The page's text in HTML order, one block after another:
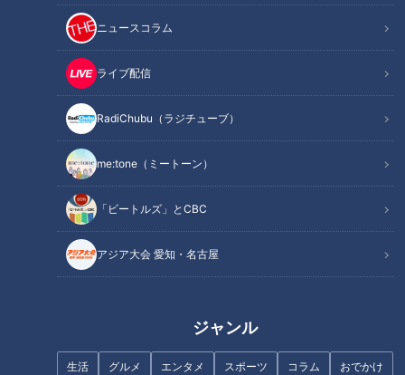
ニュースコラム
ライブ配信
RadiChubu（ラジチューブ）
me:tone（ミートーン）
「ビートルズ」とCBC
アジア大会 愛知・名古屋
ジャンル
生活 グルメ エンタメ スポーツ コラム おでかけ
フランス人は菓子店「シャトレ
ーゼ」の店名に顔を赤らめる？
まるでウォータースライダー！
近鉄特急「ひのとり」展望席最
「奥琵琶湖パークウェイ」がで
きるまで孤立…“独自の法律”を
作った集落「菅浦」を深掘り
「糖尿病」夏の食生活に注
意！…血糖値スパイクが起きて
「海水浴」に行く人が減ってき